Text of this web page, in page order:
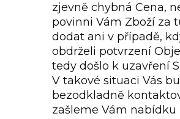
zjevně chybná Cena,
povinni Vám Zboží za
dodat ani v případě,
obdrželi potvrzení
tedy došlo k uzavření
V takové situaci Vás
bezodkladně
zašleme Vám nabídku